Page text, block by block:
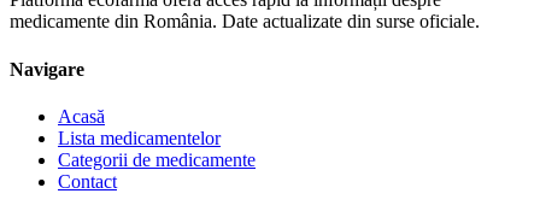
medicamente din România. Date actualizate din surse oficiale.
Navigare
Acasă
Lista medicamentelor
Categorii de medicamente
Contact